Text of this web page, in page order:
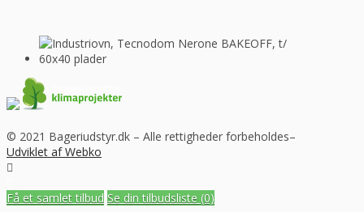
© 2021 Bageriudstyr.dk – Alle rettigheder forbeholdes–
Udviklet af Webko
Få et samlet tilbud Se din tilbudsliste (0)